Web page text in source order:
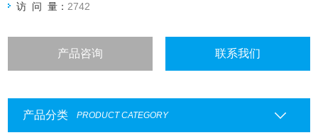
访 问 量： 2742
产品咨询 联系我们
产品分类 PRODUCT CATEGORY